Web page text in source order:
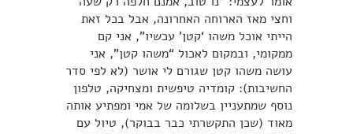
וחצי מאז הארוחה האחרונה, אבל בכל זאת
הייתי אוכל משהו ‘קטן’ עכשיו”, אני קם
ממקומי, ובמקום לאכול “משהו קטן”, אני
עושה משהו קטן שגורם לי אושר (לא לפי סדר
החשיבות): קומדיה טיפשית ומצחיקה, טלפון
נוסף שמתעניין בשלומה של אמי ומפתיע אותה
מאוד (שכן התקשרתי כבר בבוקר), טיול עם